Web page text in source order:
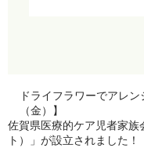
ドライフラワーでアレ
（金）】
佐賀県医療的ケア児者家
ト）」が設立されました！